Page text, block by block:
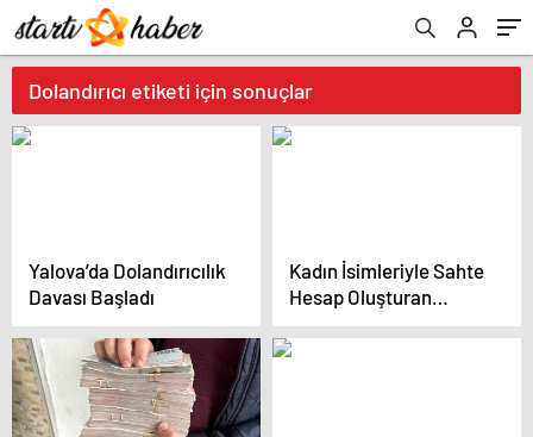
Dolandırıcı etiketi için sonuçlar
Yalova’da Dolandırıcılık
Davası Başladı
Kadın İsimleriyle Sahte
Hesap Oluşturan
Şebeke Şantaj
İddiasıyla Gündemde